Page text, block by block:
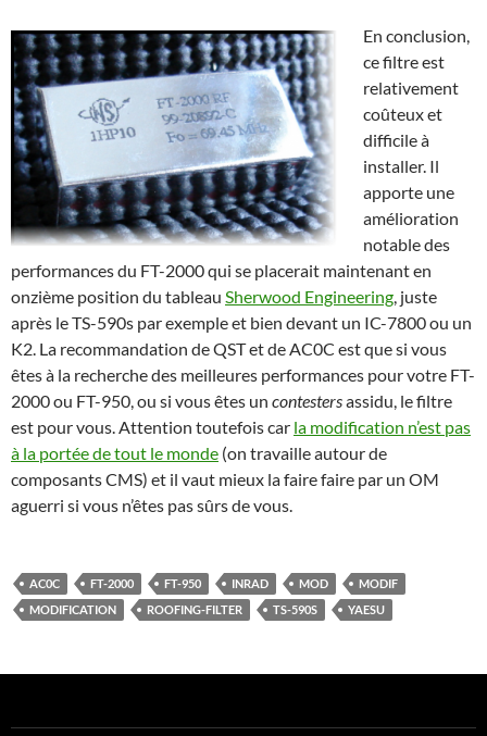
En conclusion,
ce filtre est
relativement
coûteux et
difficile à
installer. Il
apporte une
amélioration
notable des
performances du FT-2000 qui se placerait maintenant en
onzième position du tableau Sherwood Engineering, juste
après le TS-590s par exemple et bien devant un IC-7800 ou un
K2. La recommandation de QST et de AC0C est que si vous
êtes à la recherche des meilleures performances pour votre FT-
2000 ou FT-950, ou si vous êtes un contestersassidu, le filtre
est pour vous. Attention toutefois car la modification n’est pas
à la portée de tout le monde (on travaille autour de
composants CMS) et il vaut mieux la faire faire par un OM
aguerri si vous n’êtes pas sûrs de vous.
AC0C FT-2000 FT-950 INRAD MOD
MODIF
MODIFICATION
ROOFING-FILTER TS-590S YAESU